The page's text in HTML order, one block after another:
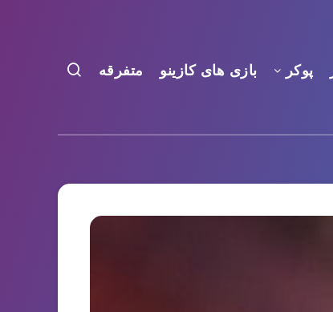
پوکر بازی های کازینو متفرقه